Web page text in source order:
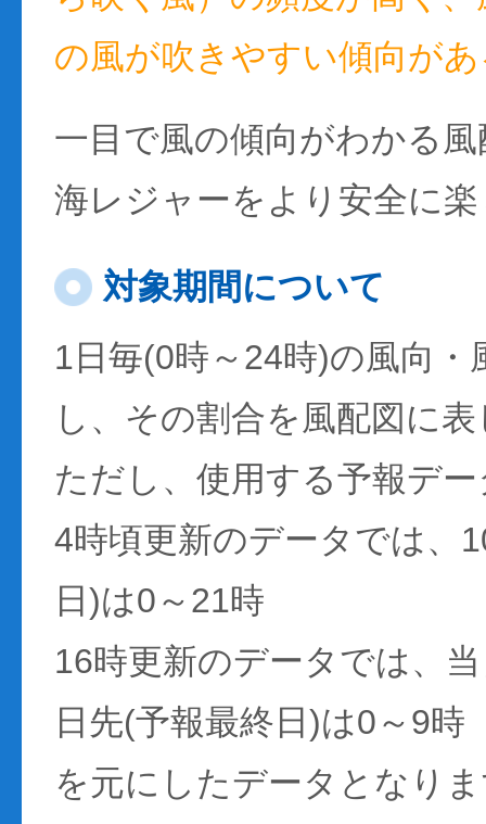
の風が吹きやすい傾向が
一目で風の傾向がわかる
海レジャーをより安全に
対象期間について
1日毎(0時～24時)の風向・
し、その割合を風配図に
ただし、使用する予報デ
4時頃更新のデータでは、
日)は0～21時
16時更新のデータでは、
日先(予報最終日)は0～9時
を元にしたデータとなり